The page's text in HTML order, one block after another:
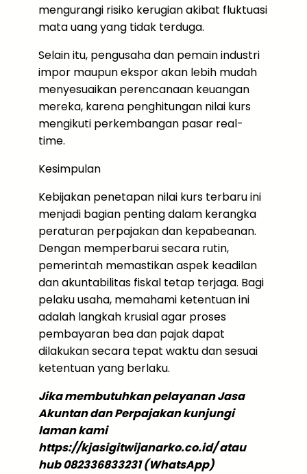
mengurangi risiko kerugian akibat fluktuasi
mata uang yang tidak terduga.
Selain itu, pengusaha dan pemain industri
impor maupun ekspor akan lebih mudah
menyesuaikan perencanaan keuangan
mereka, karena penghitungan nilai kurs
mengikuti perkembangan pasar real-
time.
Kesimpulan
Kebijakan penetapan nilai kurs terbaru ini
menjadi bagian penting dalam kerangka
peraturan perpajakan dan kepabeanan.
Dengan memperbarui secara rutin,
pemerintah memastikan aspek keadilan
dan akuntabilitas fiskal tetap terjaga. Bagi
pelaku usaha, memahami ketentuan ini
adalah langkah krusial agar proses
pembayaran bea dan pajak dapat
dilakukan secara tepat waktu dan sesuai
ketentuan yang berlaku.
Jika membutuhkan pelayanan Jasa
Akuntan dan Perpajakan kunjungi
laman kami
https://kjasigitwijanarko.co.id/ atau
hub 082336833231 (WhatsApp)